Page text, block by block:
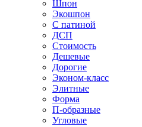
Шпон
Экошпон
С патиной
ДСП
Стоимость
Дешевые
Дорогие
Эконом-класс
Элитные
Форма
П-образные
Угловые